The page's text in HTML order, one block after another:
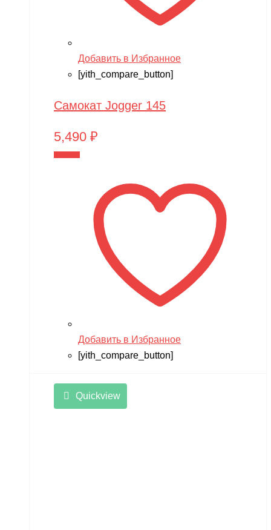
Добавить в Избранное
[yith_compare_button]
Самокат Jogger 145
5,490 ₽
Добавить в Избранное
[yith_compare_button]
Quickview